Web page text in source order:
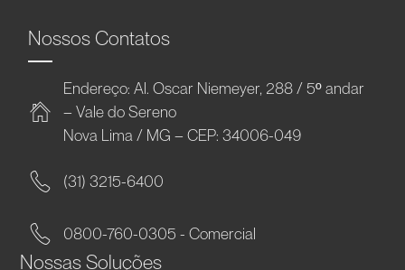
Nossos Contatos
Endereço: Al. Oscar Niemeyer, 288 / 5º andar
– Vale do Sereno
Nova Lima / MG – CEP: 34006-049
(31) 3215-6400
0800-760-0305 - Comercial
Nossas Soluções